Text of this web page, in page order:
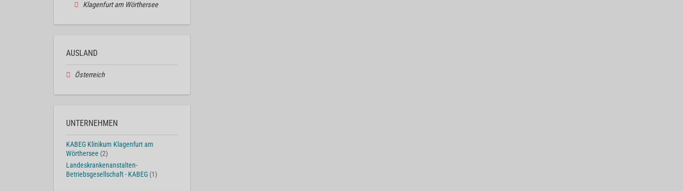
Klagenfurt am Wörthersee
AUSLAND
Österreich
UNTERNEHMEN
KABEG Klinikum Klagenfurt am
Wörthersee (2)
Landeskrankenanstalten-
Betriebsgesellschaft - KABEG (1)